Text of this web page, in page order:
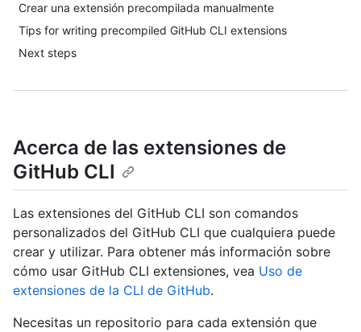
Crear una extensión precompilada manualmente
Tips for writing precompiled GitHub CLI extensions
Next steps
Acerca de las extensiones de
GitHub CLI
Las extensiones del GitHub CLI son comandos
personalizados del GitHub CLI que cualquiera puede
crear y utilizar. Para obtener más información sobre
cómo usar GitHub CLI extensiones, vea Uso de
extensiones de la CLI de GitHub.
Necesitas un repositorio para cada extensión que